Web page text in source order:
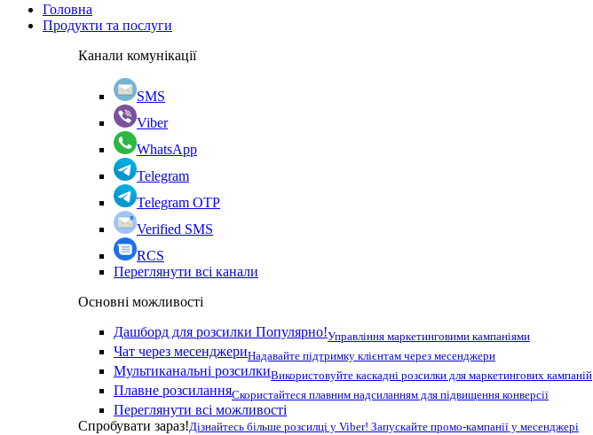
Головна
Продукти та послуги
Канали комунікації
SMS
Viber
WhatsApp
Telegram
Telegram OTP
Verified SMS
RCS
Переглянути всі канали
Основні можливості
Дашборд для розсилки Популярно!Управління маркетинговими кампаніями
Чат через месенджериНадавайте підтримку клієнтам через месенджери
Мультиканальні розсилкиВикористовуйте каскадні розсилки для маркетингових кампаній
Плавне розсиланняСкористайтеся плавним надсиланням для підвищення конверсії
Переглянути всі можливості
Спробувати зараз!Дізнайтесь більше розсилці у Viber! Запускайте промо-кампанії у месенджері